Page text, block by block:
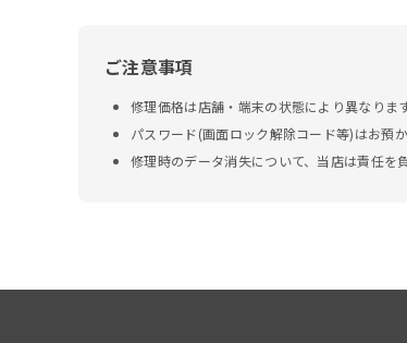
ご注意事項
修理価格は店舗・端末の状態により異なりま
パスワード(画面ロック解除コード等)はお預か
修理時のデータ消失について、当店は責任を